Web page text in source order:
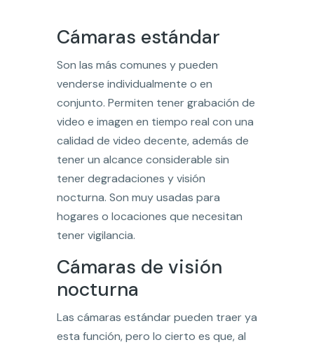
Cámaras estándar
Son las más comunes y pueden
venderse individualmente o en
conjunto. Permiten tener grabación de
video e imagen en tiempo real con una
calidad de video decente, además de
tener un alcance considerable sin
tener degradaciones y visión
nocturna. Son muy usadas para
hogares o locaciones que necesitan
tener vigilancia.
Cámaras de visión
nocturna
Las cámaras estándar pueden traer ya
esta función, pero lo cierto es que, al